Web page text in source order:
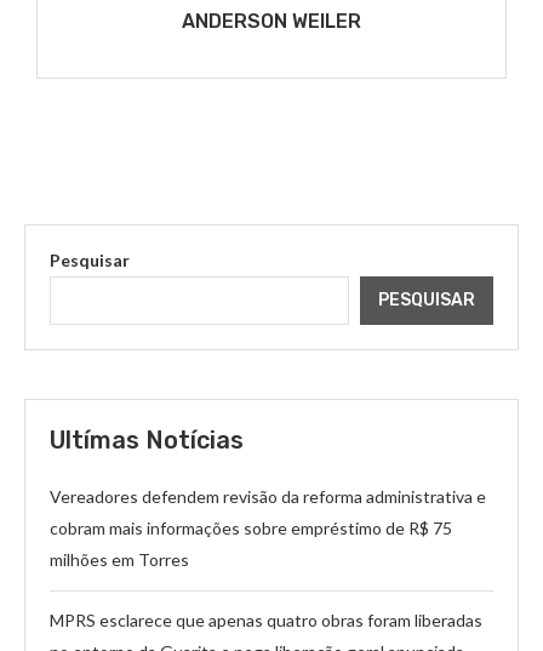
ANDERSON WEILER
Pesquisar
PESQUISAR
Ultímas Notícias
Vereadores defendem revisão da reforma administrativa e
cobram mais informações sobre empréstimo de R$ 75
milhões em Torres
MPRS esclarece que apenas quatro obras foram liberadas